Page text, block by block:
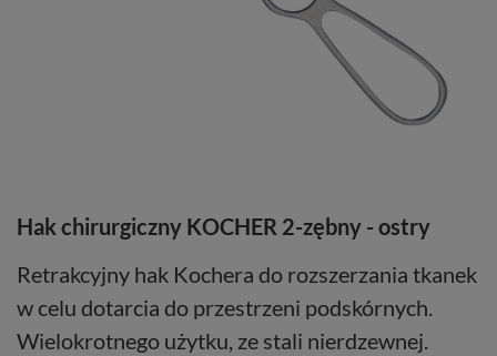
Hak chirurgiczny KOCHER 2-zębny - ostry
Retrakcyjny hak Kochera do rozszerzania tkanek
w celu dotarcia do przestrzeni podskórnych.
Wielokrotnego użytku, ze stali nierdzewnej.